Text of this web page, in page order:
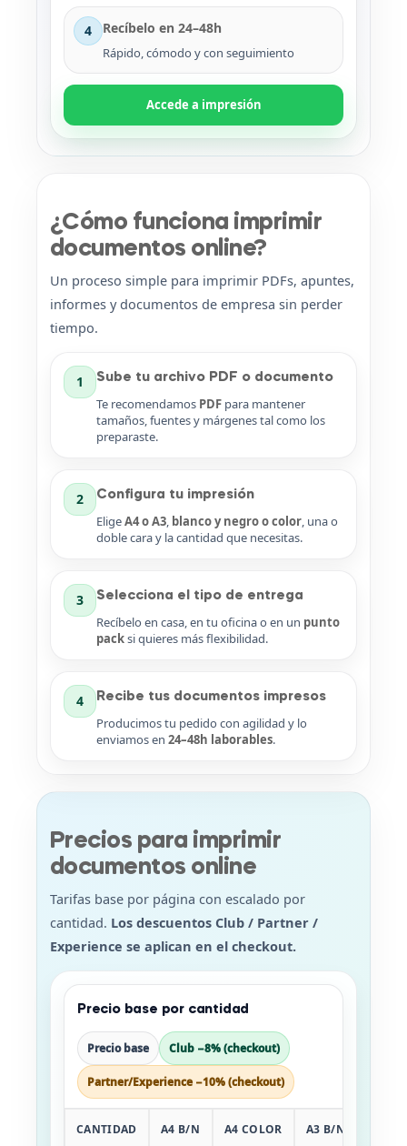
4 Recíbelo en 24–48h
Rápido, cómodo y con seguimiento
Accede a impresión
¿Cómo funciona imprimir
documentos online?
Un proceso simple para imprimir PDFs, apuntes,
informes y documentos de empresa sin perder
tiempo.
1 Sube tu archivo PDF o documento
Te recomendamos PDF para mantener
tamaños, fuentes y márgenes tal como los
preparaste.
2 Configura tu impresión
EligeA4 o A3, blanco y negro o color, una o
doble cara y la cantidad que necesitas.
3 Selecciona el tipo de entrega
Recíbelo en casa, en tu oficina o en un punto
packsi quieres más flexibilidad.
4 Recibe tus documentos impresos
Producimos tu pedido con agilidad y lo
enviamos en 24–48h laborables.
Precios para imprimir
documentos online
Tarifas base por página con escalado por
cantidad. Los descuentos Club / Partner /
Experience se aplican en el checkout.
Precio base por cantidad
Precio base Club −8% (checkout)
Partner/Experience −10% (checkout)
CANTIDAD A4 B/N A4 COLOR A3 B/N